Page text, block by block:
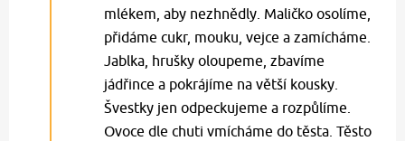
mlékem, aby nezhnědly. Maličko osolíme,
přidáme cukr, mouku, vejce a zamícháme.
Jablka, hrušky oloupeme, zbavíme
jádřince a pokrájíme na větší kousky.
Švestky jen odpeckujeme a rozpůlíme.
Ovoce dle chuti vmícháme do těsta. Těsto